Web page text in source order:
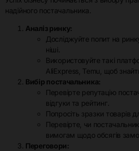
надійного постачальника.
Аналіз ринку:
Досліджуйте попит на
ніші.
Використовуйте такі
AliExpress, Temu, щоб
Вибір постачальника:
Перевірте репутацію
відгуки та рейтинг.
Попросіть зразки товарів
Перевірте, чи
вимогам щодо обсягів
Переговори: